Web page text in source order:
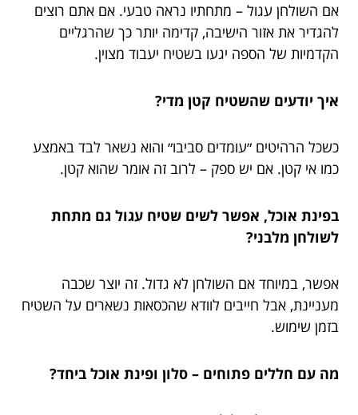
אם השולחן עגול – מתחתיו נראה טבעי. אם אתם רוצים
להגדיר את אזור הישיבה, קדימה יותר כך שהרגליים
הקדמיות של הספה יגעו בשטיח יעבוד מצוין.
איך יודעים שהשטיח קטן מדי?
כשכל הרהיטים ״עומדים סביבו״ והוא נשאר לבד באמצע
כמו אי קטן. אם יש ספק – לרוב זה אומר שהוא קטן.
בפינת אוכל, אפשר לשים שטיח עגול גם מתחת
לשולחן מלבני?
אפשר, במיוחד אם השולחן לא גדול. זה יוצר שכבה
מעניינת, אבל חייבים לוודא שהכסאות נשארים על השטיח
בזמן שימוש.
מה עם חללים פתוחים – סלון ופינת אוכל ביחד?